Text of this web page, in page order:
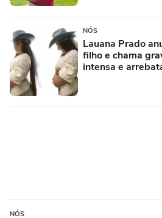
NÓS
Lauana Prado
filho e chama
intensa e
NÓS